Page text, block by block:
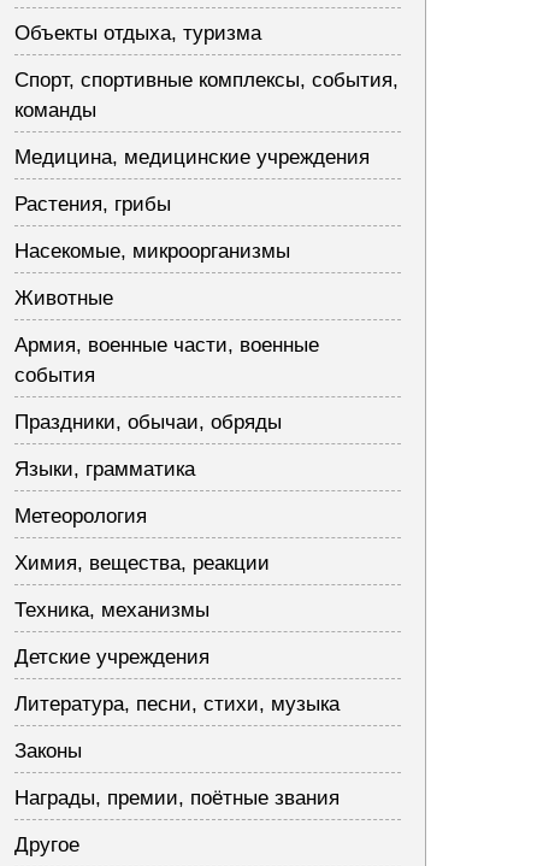
Объекты отдыха, туризма
Спорт, спортивные комплексы, события,
команды
Медицина, медицинские учреждения
Растения, грибы
Насекомые, микроорганизмы
Животные
Армия, военные части, военные
события
Праздники, обычаи, обряды
Языки, грамматика
Метеорология
Химия, вещества, реакции
Техника, механизмы
Детские учреждения
Литература, песни, стихи, музыка
Законы
Награды, премии, поётные звания
Другое